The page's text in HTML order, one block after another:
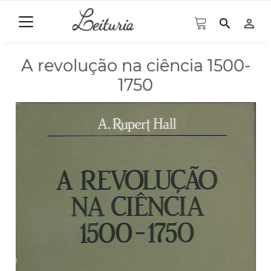
search person_outline
A revolução na ciência 1500-
1750